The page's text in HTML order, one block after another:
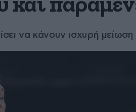
και
να κάνουν ισχυρή